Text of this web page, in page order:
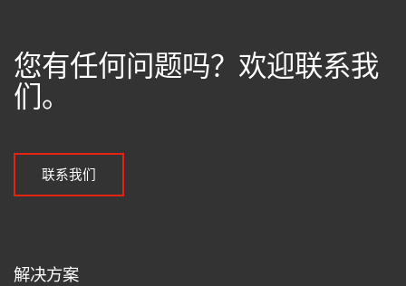
您有任何问题吗？欢迎联系我
们。
联系我们
解决方案